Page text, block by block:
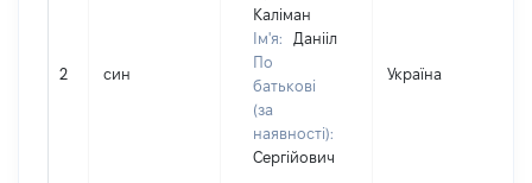
2 син
Каліман
Ім'я:
Данііл
По
батькові
(за
наявності):
Сергійович
Україна